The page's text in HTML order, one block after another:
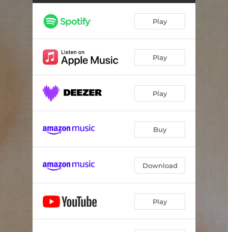
Ninnilerin Merdanesi 03:38
Fış Fış Kayıkçı
Yağmur Yağar Sere Serpe 04:06
Dandini Dandini Dastana 02:13
Çamlıbelden Çıktım Yayan
Alma Attım 04:49
Nenni 06:35
Kırmızı Gül 05:11
04:14
Play
Play
Play
Buy
Download
Play